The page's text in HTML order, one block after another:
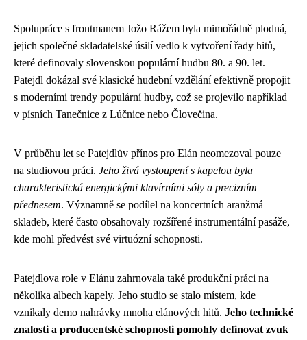
Spolupráce s frontmanem Jožo Rážem byla mimořádně plodná,
jejich společné skladatelské úsilí vedlo k vytvoření řady hitů,
které definovaly slovenskou populární hudbu 80. a 90. let.
Patejdl dokázal své klasické hudební vzdělání efektivně propojit
s moderními trendy populární hudby, což se projevilo například
v písních Tanečnice z Lúčnice nebo Človečina.
V průběhu let se Patejdlův přínos pro Elán neomezoval pouze
na studiovou práci. Jeho živá vystoupení s kapelou byla
charakteristická energickými klavírními sóly a precizním
přednesem. Významně se podílel na koncertních aranžmá
skladeb, které často obsahovaly rozšířené instrumentální pasáže,
kde mohl předvést své virtuózní schopnosti.
Patejdlova role v Elánu zahrnovala také produkční práci na
několika albech kapely. Jeho studio se stalo místem, kde
vznikaly demo nahrávky mnoha elánových hitů. Jeho technické
znalosti a producentské schopnosti pomohly definovat zvuk